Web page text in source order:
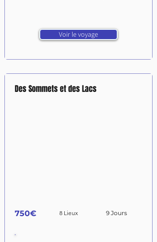
Voir le voyage
Des Sommets et des Lacs
750€ 8 Lieux 9 Jours